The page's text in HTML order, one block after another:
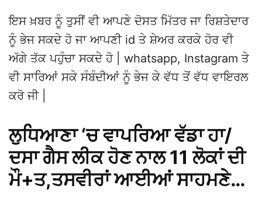
ਇਸ ਖ਼ਬਰ ਨੂੰ ਤੁਸੀਂ ਵੀ ਆਪਣੇ ਦੋਸਤ ਮਿੱਤਰ ਜਾ ਰਿਸ਼ਤੇਦਾਰ
ਨੂੰ ਭੇਜ ਸਕਦੇ ਹੋ ਜਾ ਆਪਣੀ id ਤੇ ਸ਼ੇਅਰ ਕਰਕੇ ਹੋਰ ਵੀ
ਅੱਗੇ ਤੱਕ ਪਹੁੰਚਾ ਸਕਦੇ ਹੋ | whatsapp, Instagram ਤੇ
ਵੀ ਸਾਰਿਆਂ ਸਕੇ ਸੰਬੰਦੀਆਂ ਨੂੰ ਭੇਜ ਕੇ ਵੱਧ ਤੋਂ ਵੱਧ ਵਾਇਰਲ
ਕਰੋ ਜੀ |
ਲੁਧਿਆਣਾ ‘ਚ ਵਾਪਰਿਆ ਵੱਡਾ ਹਾ/
ਦਸਾ ਗੈਸ ਲੀਕ ਹੋਣ ਨਾਲ 11 ਲੋਕਾਂ ਦੀ
ਮੌ+ਤ,ਤਸਵੀਰਾਂ ਆਈਆਂ ਸਾਹਮਣੇ…